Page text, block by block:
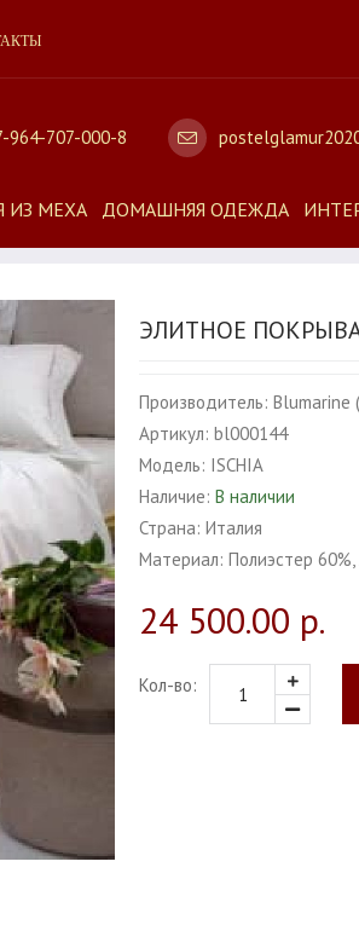
964-707-000-8
ИЗ МЕХА ДОМАШНЯЯ ОДЕЖДА
ЭЛИТНОЕ
Производитель: Blumarine
Артикул: bl000144
Модель: ISCHIA
Наличие: В наличии
Страна: Италия
Материал: Полиэстер
24 500.00 р.
Кол-во: